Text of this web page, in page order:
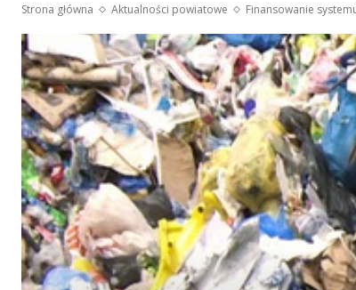
Strona główna Aktualności powiatowe Finansowanie